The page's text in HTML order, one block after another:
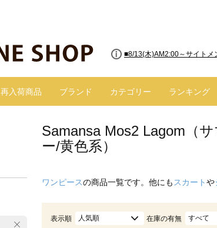
■8/13(木)AM2:00～サイトメ
再入荷商品 ブランド カテゴリー ランキング
Samansa Mos2 Lagom（
ー/黄色系）
ワンピースの商品一覧です。他にも スカートや
表示順 人気順 在庫の有無 すべて